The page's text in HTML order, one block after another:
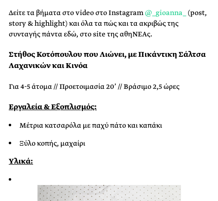
Δείτε τα βήματα στο video στο Ιnstagram@_gioanna_ (post,
story & highlight) και όλα τα πώς και τα ακριβώς της
συνταγής πάντα εδώ, στο site της αθηΝΕΑς.
Στήθος Κοτόπουλου που Λιώνει, με Πικάντικη Σάλτσα
Λαχανικών και Κινόα
Για 4-5 άτομα // Προετοιμασία 20’ // Βράσιμο 2,5 ώρες
Εργαλεία & Εξοπλισμός:
Μέτρια κατσαρόλα με παχύ πάτο και καπάκι
Ξύλο κοπής, μαχαίρι
Υλικά: